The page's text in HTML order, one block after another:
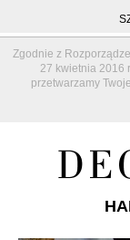
Zgodnie z
27 kwietnia 2016
przetwarzamy